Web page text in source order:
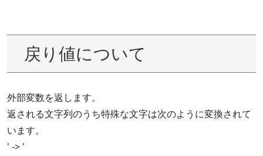
戻り値について
外部変数を返します。
返される文字列のうち特殊な文字は次のように変換されて
います。
' -> '